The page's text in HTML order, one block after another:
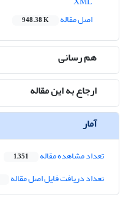
اصل مقاله
948.38 K
هم رسانی
ارجاع به این مقاله
آمار
تعداد مشاهده مقاله 1,351
تعداد دریافت فایل اصل مقاله